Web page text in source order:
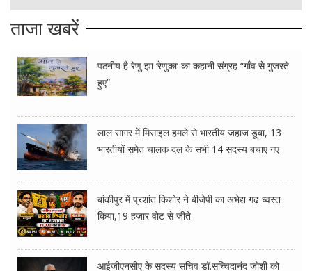
ताजा खबरें
पठनीय है रेणु झा ‘रेणुका’ का कहानी संग्रह “गाँव से गुजरते
हुए”
लाल सागर में मिसाइल हमले से भारतीय जहाज डूबा, 13
भारतीयों समेत चालक दल के सभी 14 सदस्य बचाए गए
बांकीपुर में प्रशांत किशोर ने बीजेपी का अभेद्य गढ़ ध्वस्त
किया,19 हजार वोट से जीते
आईजीएनसीए के सदस्य सचिव डॉ.सच्चिदानंद जोशी को